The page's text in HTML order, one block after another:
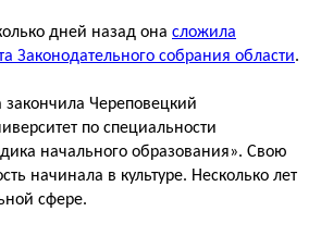
дней назад она сложила
Законодательного собрания области.
Череповецкий
по специальности
начального образования». Свою
начинала в культуре. Несколько лет
сфере.